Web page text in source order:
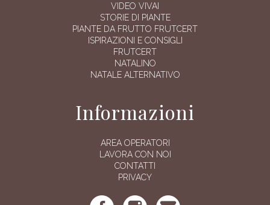
VIDEO VIVAI
STORIE DI PIANTE
PIANTE DA FRUTTO FRUTCERT
ISPIRAZIONI E CONSIGLI
FRUTCERT
NATALINO
NATALE ALTERNATIVO
Informazioni
AREA OPERATORI
LAVORA CON NOI
CONTATTI
PRIVACY